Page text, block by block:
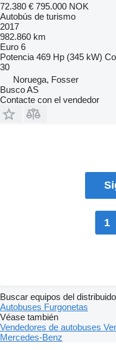
72.380 € 795.000 NOK
Autobús de turismo
2017
982.860 km
Euro 6
Potencia 469 Hp (345 kW)
30
Noruega, Fosser
Busco AS
Contacte con el vendedor
1
Buscar equipos del
Autobuses Furgonetas
Véase también
Vendedores de autobuses
Mercedes-Benz